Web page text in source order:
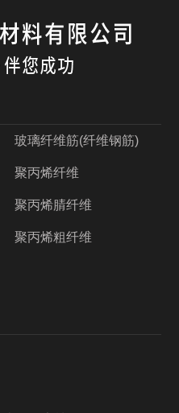
玻璃纤维筋(纤维钢筋)
聚丙烯纤维
聚丙烯腈纤维
聚丙烯粗纤维